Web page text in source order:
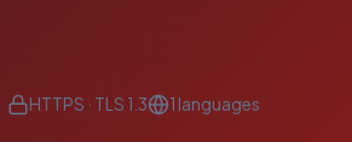
HTTPS · TLS 1.3 1 languages